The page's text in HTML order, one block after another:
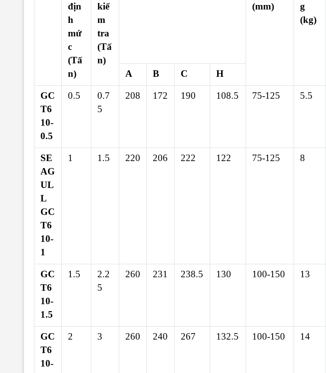
địn
h
mứ
c
(Tấ
n)
kiể
m
tra
(Tấ
n)
(mm)
g
(kg)
A B C H
GC
T6
10-
0.5
0.5
0.7
5
208 172 190 108.5 75-125 5.5
SE
AG
UL
L
GC
T6
10-
1
1 1.5 220 206 222 122 75-125 8
GC
T6
10-
1.5
1.5
2.2
5
260 231 238.5 130 100-150 13
GC
T6
10-
2 3 260 240 267 132.5 100-150 14